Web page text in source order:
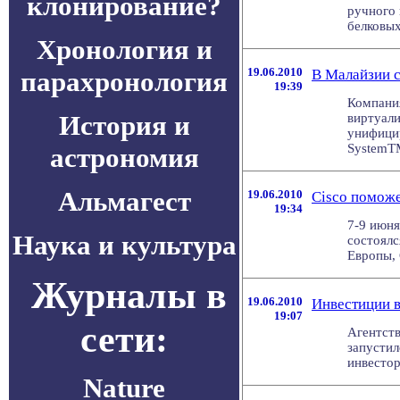
Хронология и
парахронология
История и
астрономия
Альмагест
Наука и культура
Журналы в
сети:
Nature
ручного
19.06.2010
19:39
В Малайзии
19.06.2010
19:34
Cisco
7-9
Европы,
19.06.2010
19:07
Инвестиции